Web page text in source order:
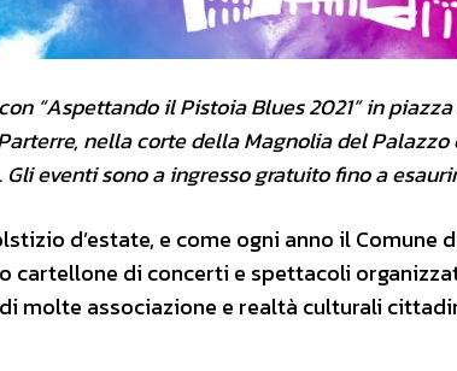
“Aspettando il Pistoia Blues 2021” in piazza
nella corte della Magnolia del
Gli eventi sono a ingresso gratuito fino a
d’estate, e come ogni anno il Comune
cartellone di concerti e spettacoli
molte associazione e realtà culturali